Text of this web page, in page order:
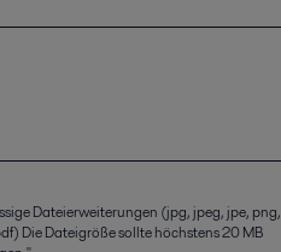
Dateierweiterungen (jpg, jpeg, jpe, png,
Die Dateigröße sollte höchstens 20 MB